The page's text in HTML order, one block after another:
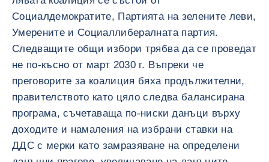
Социалдемократите, Партията на зелените леви,
Умерените и Социаллибералната партия.
Следващите общи избори трябва да се проведат
не по-късно от март 2030 г. Въпреки че
преговорите за коалиция бяха продължителни,
правителството като цяло следва балансирана
програма, съчетаваща по-ниски данъци върху
доходите и намаления на избрани ставки на
ДДС с мерки като замразяване на определени